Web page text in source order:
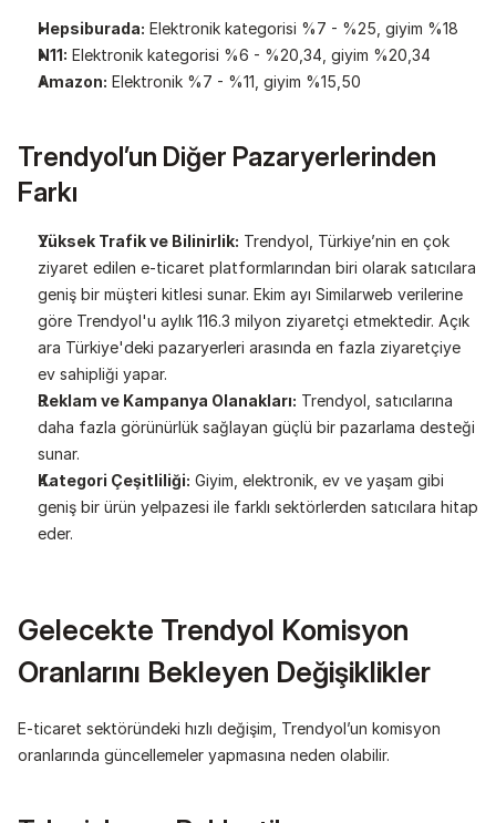
Hepsiburada: Elektronik kategorisi %7 - %25, giyim %18
N11: Elektronik kategorisi %6 - %20,34, giyim %20,34
Amazon: Elektronik %7 - %11, giyim %15,50
Trendyol’un Diğer Pazaryerlerinden
Farkı
Yüksek Trafik ve Bilinirlik: Trendyol, Türkiye’nin en çok
ziyaret edilen e-ticaret platformlarından biri olarak satıcılara
geniş bir müşteri kitlesi sunar. Ekim ayı Similarweb verilerine
göre Trendyol'u aylık 116.3 milyon ziyaretçi etmektedir. Açık
ara Türkiye'deki pazaryerleri arasında en fazla ziyaretçiye
ev sahipliği yapar.
Reklam ve Kampanya Olanakları: Trendyol, satıcılarına
daha fazla görünürlük sağlayan güçlü bir pazarlama desteği
sunar.
Kategori Çeşitliliği: Giyim, elektronik, ev ve yaşam gibi
geniş bir ürün yelpazesi ile farklı sektörlerden satıcılara hitap
eder.
Gelecekte Trendyol Komisyon
Oranlarını Bekleyen Değişiklikler
E-ticaret sektöründeki hızlı değişim, Trendyol’un komisyon
oranlarında güncellemeler yapmasına neden olabilir.